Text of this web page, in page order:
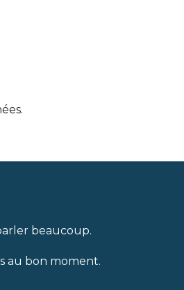
beaucoup.
au bon moment.